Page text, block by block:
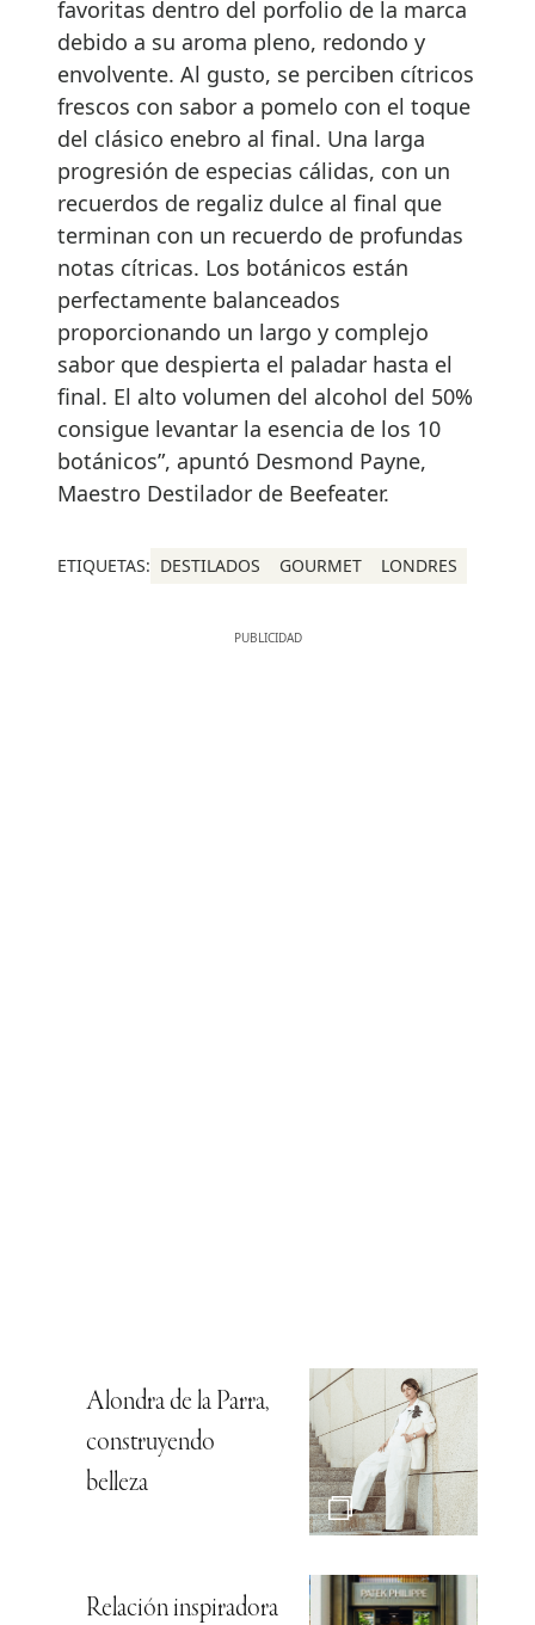
favoritas dentro del porfolio de la marca
debido a su aroma pleno, redondo y
envolvente. Al gusto, se perciben cítricos
frescos con sabor a pomelo con el toque
del clásico enebro al final. Una larga
progresión de especias cálidas, con un
recuerdos de regaliz dulce al final que
terminan con un recuerdo de profundas
notas cítricas. Los botánicos están
perfectamente balanceados
proporcionando un largo y complejo
sabor que despierta el paladar hasta el
final. El alto volumen del alcohol del 50%
consigue levantar la esencia de los 10
botánicos”, apuntó Desmond Payne,
Maestro Destilador de Beefeater.
ETIQUETAS: DESTILADOS GOURMET LONDRES
Alondra de la Parra,
construyendo
belleza
Relación inspiradora